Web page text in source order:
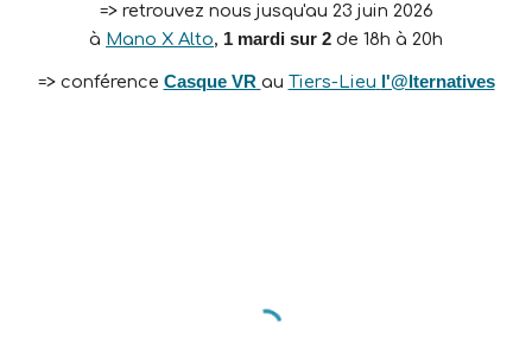
=> retrouvez nous jusqu'au 23 juin 2026
à Mano X Alto, 1 mardi sur 2 de 18h à 20h
=> conférence Casque VR au Tiers-Lieu l'@lternatives